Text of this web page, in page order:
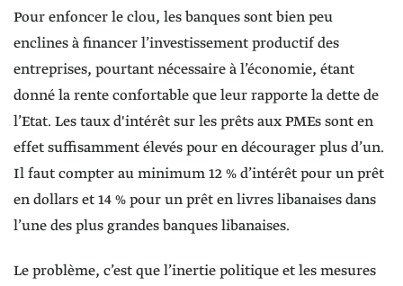
Pour enfoncer le clou, les banques sont bien peu
enclines à financer l’investissement productif des
entreprises, pourtant nécessaire à l’économie, étant
donné la rente confortable que leur rapporte la dette de
l’Etat. Les taux d'intérêt sur les prêts aux PMEs sont en
effet suffisamment élevés pour en décourager plus d’un.
Il faut compter au minimum 12 % d’intérêt pour un prêt
en dollars et 14 % pour un prêt en livres libanaises dans
l’une des plus grandes banques libanaises.
Le problème, c’est que l’inertie politique et les mesures